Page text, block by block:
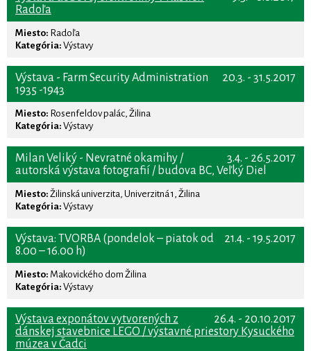
Radoľa
Miesto: Radoľa
Kategória: Výstavy
20.3. - 31.5.2017
Výstava - Farm Security Administration
1935 -1943
Miesto: Rosenfeldov palác, Žilina
Kategória: Výstavy
3.4. - 26.5.2017
Milan Veliký - Nevratné okamihy /
autorská výstava fotografií / budova BC, Veľký Diel
Miesto: Žilinská univerzita, Univerzitná 1, Žilina
Kategória: Výstavy
21.4. - 19.5.2017
Výstava: TVORBA (pondelok – piatok od
8.00 – 16.00 h)
Miesto: Makovického dom Žilina
Kategória: Výstavy
26.4. - 20.10.2017
Výstava exponátov vytvorených z
dánskej stavebnice LEGO / výstavné priestory Kysuckého
múzea v Čadci